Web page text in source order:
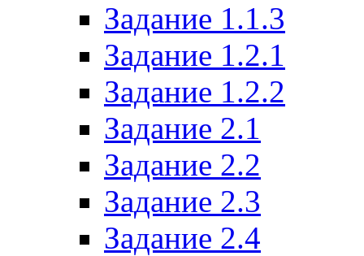
Задание 1.1.3
Задание 1.2.1
Задание 1.2.2
Задание 2.1
Задание 2.2
Задание 2.3
Задание 2.4